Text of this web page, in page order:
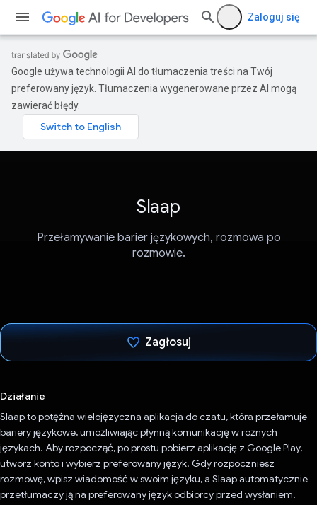
Zaloguj się
Google używa technologii AI do tłumaczenia treści na Twój
preferowany język. Tłumaczenia wygenerowane przez AI mogą
zawierać błędy.
Slaap
Przełamywanie barier językowych, rozmowa po
rozmowie.
Zagłosuj
Działanie
Slaap to potężna wielojęzyczna aplikacja do czatu, która przełamuje
bariery językowe, umożliwiając płynną komunikację w różnych
językach. Aby rozpocząć, po prostu pobierz aplikację z Google Play,
utwórz konto i wybierz preferowany język. Gdy rozpoczniesz
rozmowę, wpisz wiadomość w swoim języku, a Slaap automatycznie
przetłumaczy ją na preferowany język odbiorcy przed wysłaniem.